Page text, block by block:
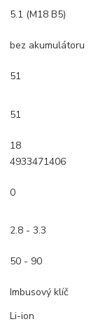
5.1 (M18 B5)
bez akumulátoru
51
51
18
4933471406
0
2.8 - 3.3
50 - 90
Imbusový klíč
Li-ion